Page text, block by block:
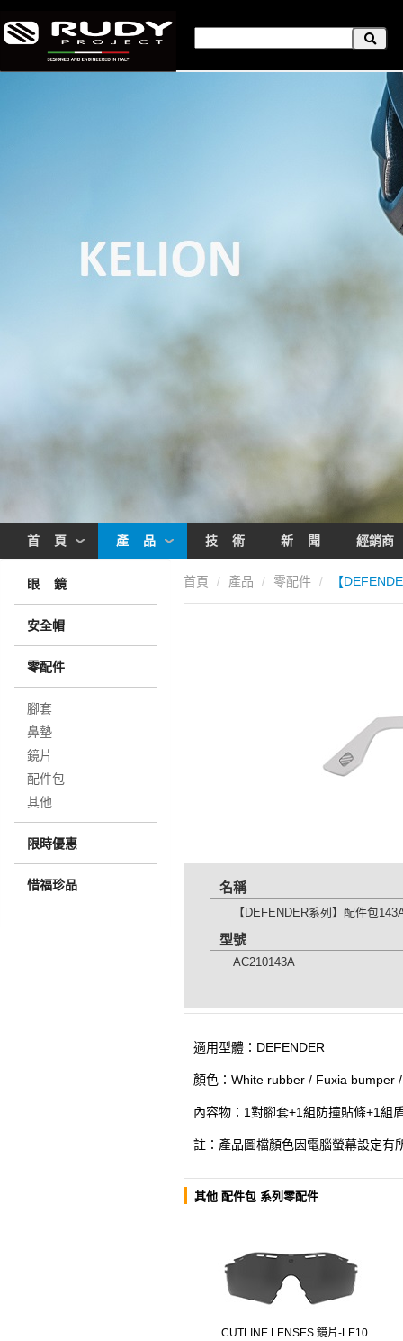
首 頁 產 品 技 術 新 聞 經銷商
眼 鏡
安全帽
零配件
腳套
鼻墊
鏡片
配件包
其他
限時優惠
惜福珍品
首頁 / 產品 / 零配件 / 【
名稱
【DEFENDER系列】配件包
型號
AC210143A
適用型體：DEFENDER
顏色：White rubber / Fuxia bumper
內容物：1對腳套+1組防撞貼條+1組
註：產品圖檔顏色因電腦螢幕設定有
其他 配件包 系列零配件
CUTLINE LENSES 鏡片-LE10